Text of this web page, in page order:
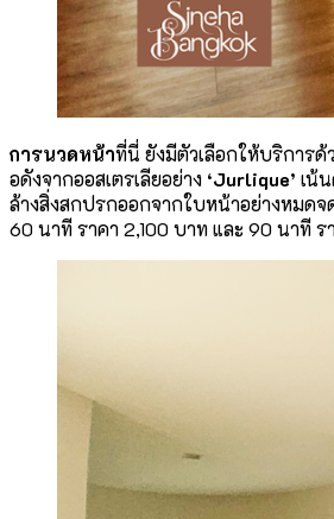
การนวดหน้าที่นี่ ยังมีตัวเลือกให้บริการ
อดังจากออสเตรเลียอย่าง ‘Jurlique’ เน้
ล้างสิ่งสกปรกออกจากใบหน้าอย่างหมดจ
60 นาที ราคา 2,100 บาท และ 90 นาที